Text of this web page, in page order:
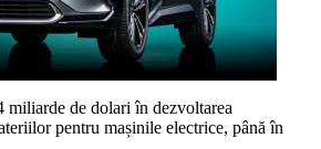
miliarde de dolari în dezvoltarea
pentru mașinile electrice, până în